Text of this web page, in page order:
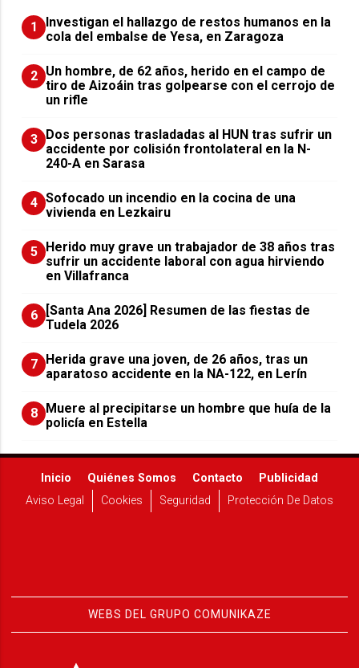
1
Investigan el hallazgo de restos humanos en la
cola del embalse de Yesa, en Zaragoza
2 Un hombre, de 62 años, herido en el campo de
tiro de Aizoáin tras golpearse con el cerrojo de
un rifle
3 ​Dos personas trasladadas al HUN tras sufrir un
accidente por colisión frontolateral en la N-
240-A en Sarasa
4 Sofocado un incendio en la cocina de una
vivienda en Lezkairu
5 Herido muy grave un trabajador de 38 años tras
sufrir un accidente laboral con agua hirviendo
en Villafranca
6
[Santa Ana 2026] Resumen de las fiestas de
Tudela 2026
7 Herida grave una joven, de 26 años, tras un
aparatoso accidente en la NA-122, en Lerín
8 Muere al precipitarse un hombre que huía de la
policía en Estella
Inicio Quiénes Somos Contacto
Publicidad
Aviso Legal
Cookies Seguridad Protección De Datos
WEBS DEL GRUPO COMUNIKAZE